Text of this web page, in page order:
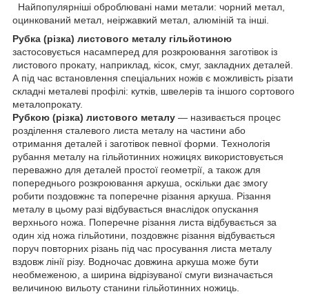
Найпопулярніші оброблювані нами метали: чорний метал,
оцинкований метал, неіржавкий метал, алюміній та інші.
Рубка (різка) листового металу гільйотиною
застосовується насамперед для розкроювання заготівок із
листового прокату, наприклад, кісок, смуг, закладних деталей.
А під час встановлення спеціальних ножів є можливість різати
складні металеві профілі: кутків, швелерів та іншого сортового
металопрокату.
Рубкою (різка) листового металу — називається процес
розділення сталевого листа металу на частини або
отримання деталей і заготівок певної форми. Технологія
рубання металу на гільйотинних ножицях використовується
переважно для деталей простої геометрії, а також для
попереднього розкроювання аркуша, оскільки дає змогу
робити поздовжнє та поперечне різання аркуша. Різання
металу в цьому разі відбувається внаслідок опускання
верхнього ножа. Поперечне різання листа відбувається за
один хід ножа гільйотини, поздовжнє різання відбувається
поруч повторних різань під час просування листа металу
вздовж лінії різу. Водночас довжина аркуша може бути
необмеженою, а ширина відрізуваної смуги визначається
величиною вильоту станини гільйотинних ножиць.